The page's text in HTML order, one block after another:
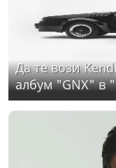
Да те вози
албум "GNX" в